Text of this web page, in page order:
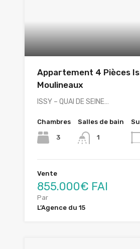
Appartement 4 Pièces
Moulineaux
ISSY – QUAI DE SEINE…
Chambres
3
Salles de bain
1
Vente
855.000€ FAI
Par
L’Agence du 15